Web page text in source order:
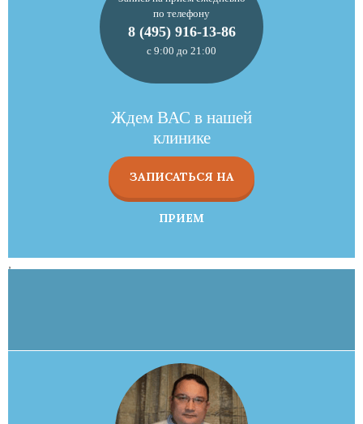
по телефону
8 (495) 916-13-86
с 9:00 до 21:00
Ждем ВАС в нашей
клинике
ЗАПИСАТЬСЯ НА
ПРИЕМ
,